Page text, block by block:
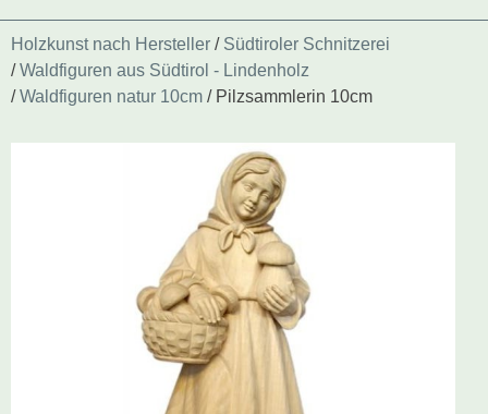
Neue Produkte
Ausgewählte Produkte
Alle Produkte
Holzkunst nach Hersteller
Südtiroler Schnitzerei
Waldfiguren aus Südtirol - Lindenholz
Waldfiguren natur 10cm
Pilzsammlerin 10cm